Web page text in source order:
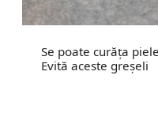
Se poate curăța
Evită aceste greșeli